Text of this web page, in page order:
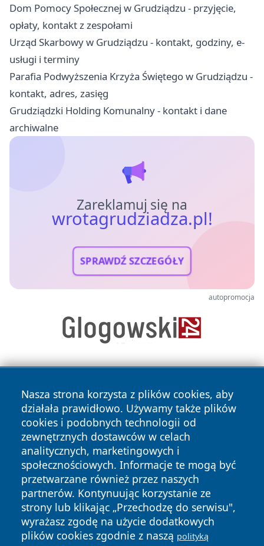
Dom Pomocy Społecznej w Grudziądzu - przyjęcie,
opłaty, kontakt z zespołami
Urząd Skarbowy w Grudziądzu - kontakt, godziny, e-
usługi i terminy
Parafia Podwyższenia Krzyża Świętego w Grudziądzu -
kontakt, adres, zasięg
Grudziądzki Holding Komunalny - kontakt i dane
archiwalne
Zareklamuj się na
wrotagrudziadza.pl!
SPRAWDŹ SZCZEGÓŁY
autopromocja
Nasza strona korzysta z plików cookies, aby
działała prawidłowo. Używamy także plików
cookies i podobnych technologii od
zewnętrznych dostawców w celach
analitycznych, marketingowych i
społecznościowych. Informacje te mogą być
przetwarzane również przez naszych
partnerów. Kontynuując korzystanie ze
strony lub klikając „Przechodzę do serwisu",
wyrażasz zgodę na użycie dodatkowych
plików cookies zgodnie z naszą polityką
Copyright © 2026 wrotagrudziadza.pl Wszystkie prawa
zastrzeżone.
News Autorzy
Polityka
Prywatności
Polityka
Cookies